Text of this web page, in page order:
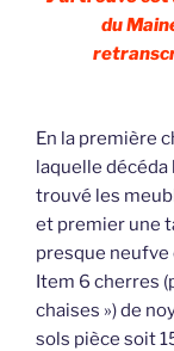
du
En la première
laquelle
trouvé les
et premier une
presque neufve
Item 6 cherres
chaises ») de
sols pièce soit